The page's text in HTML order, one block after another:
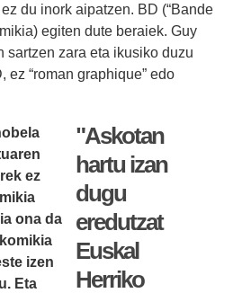
du inork aipatzen. BD (“Bande
egiten dute beraiek. Guy
sartzen zara eta ikusiko duzu
ez “roman graphique” edo
"Askotan
hartu izan
dugu
eredutzat
Euskal
Herriko
ez
ona da
izen
Eta